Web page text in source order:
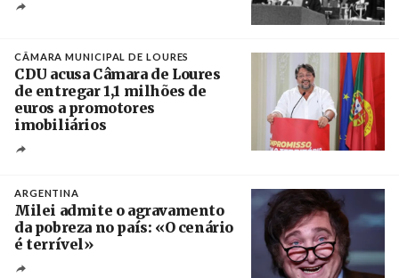
CÂMARA MUNICIPAL DE LOURES
CDU acusa Câmara de Loures
de entregar 1,1 milhões de
euros a promotores
imobiliários
ARGENTINA
Milei admite o agravamento
da pobreza no país: «O cenário
é terrível»